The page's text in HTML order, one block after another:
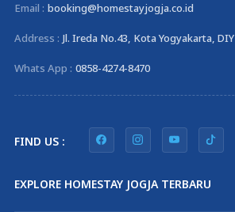
Email : booking@homestayjogja.co.id
Address : Jl. Ireda No.43, Kota Yogyakarta, DIY
Whats App : 0858-4274-8470
FIND US :
EXPLORE HOMESTAY JOGJA TERBARU